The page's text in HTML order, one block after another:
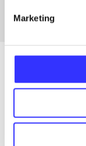
Marketing
Alle